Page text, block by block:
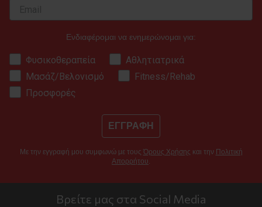
Ενδιαφέρομαι να ενημερώνομαι για:
Φυσικοθεραπεία
Αθλητιατρικά
Μασάζ/Βελονισμό
Fitness/Rehab
Προσφορές
ΕΓΓΡΑΦΗ
Με την εγγραφή μου συμφωνώ με τους Όρους Χρήσης και την Πολιτική
Απορρήτου.
Βρείτε μας στα Social Media